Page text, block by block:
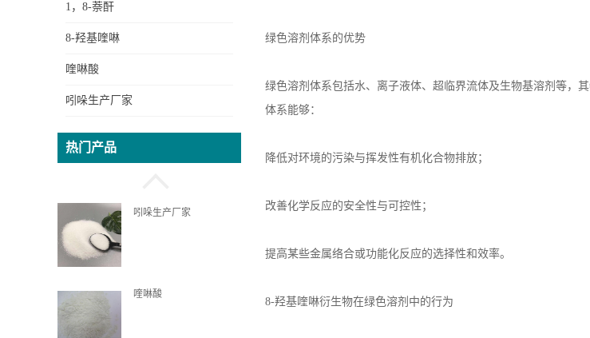
1，8-萘酐
8-羟基喹啉
喹啉酸
吲哚生产厂家
热门产品
8-羟基喹啉
吲哚生产厂家
喹啉酸
绿色溶剂体系的优势
绿色溶剂体系包括水、离子液体、超临界流体及生物基溶剂等，
体系能够：
降低对环境的污染与挥发性有机化合物排放；
改善化学反应的安全性与可控性；
提高某些金属络合或功能化反应的选择性和效率。
8-羟基喹啉衍生物在绿色溶剂中的行为